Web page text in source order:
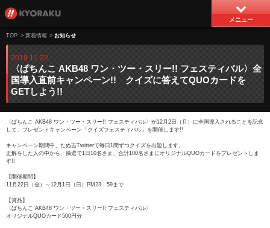
メニュー
TOP > 新着情報 > お知らせ
2019.11.22
〈ぱちんこ AKB48 ワン・ツー・スリー!! フェスティバル〉全
国導入直前キャンペーン!! クイズに答えてQUOカードを
GETしよう!!
〈ぱちんこ AKB48 ワン・ツー・スリー!! フェスティバル〉が12月2日（月）に全国導入されることを記念
して、プレゼントキャンペーン「クイズフェスティバル」を開催します!!
キャンペーン期間中、たぬ吉Twitterで毎日1問ずつクイズを出題します。
正解をした人の中から、抽選で1日10名さま、合計100名さまにオリジナルQUOカードをプレゼントしま
す!!
【開催期間】
11月22日（金）～12月1日（日）PM23：59まで
【賞品】
〈ぱちんこ AKB48 ワン・ツー・スリー!! フェスティバル〉
オリジナルQUOカード500円分